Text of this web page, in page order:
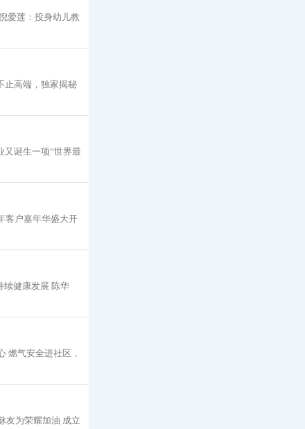
爱莲：投身幼儿教
止高端，独家揭秘
又诞生一项“世界最
客户嘉年华盛大开
续健康发展 陈华
燃气安全进社区，
友为荣耀加油 成立